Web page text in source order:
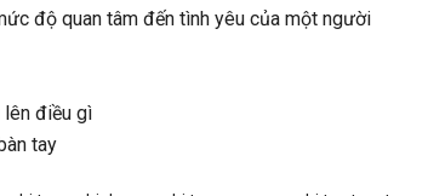
độ quan tâm đến tình yêu của một người
lên điều gì
tay